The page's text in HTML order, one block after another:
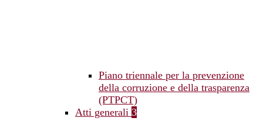
Piano triennale per la prevenzione
della corruzione e della trasparenza
(PTPCT)
Atti generali 3